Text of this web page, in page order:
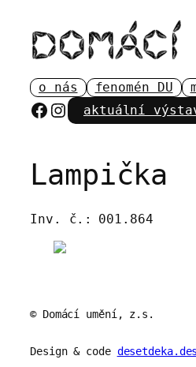
obsah
o nás fenomén DU
Facebook
Instagram
aktuální
Lampička
Inv. č.: 001.864
© Domácí umění, z.s.
Design & code